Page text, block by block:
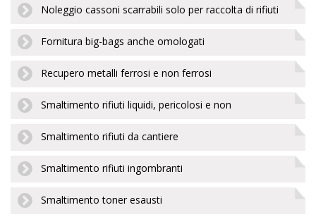
Noleggio cassoni scarrabili solo per raccolta di rifiuti
Fornitura big-bags anche omologati
Recupero metalli ferrosi e non ferrosi
Smaltimento rifiuti liquidi, pericolosi e non
Smaltimento rifiuti da cantiere
Smaltimento rifiuti ingombranti
Smaltimento toner esausti